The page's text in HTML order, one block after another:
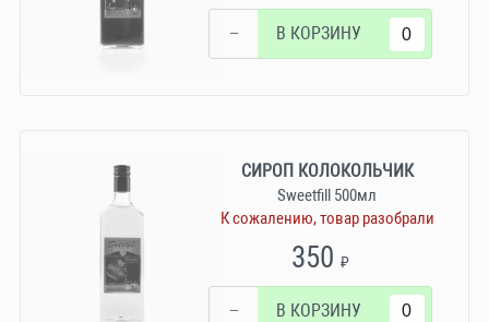
− В КОРЗИНУ
СИРОП КОЛОКОЛЬЧИК
Sweetfill 500мл
К сожалению, товар разобрали
350₽
− В КОРЗИНУ